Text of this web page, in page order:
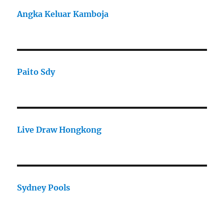
Angka Keluar Kamboja
Paito Sdy
Live Draw Hongkong
Sydney Pools